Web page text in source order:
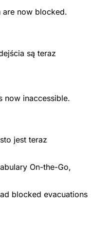
are now blocked.
są teraz
now inaccessible.
jest teraz
On-the-Go,
blocked evacuations